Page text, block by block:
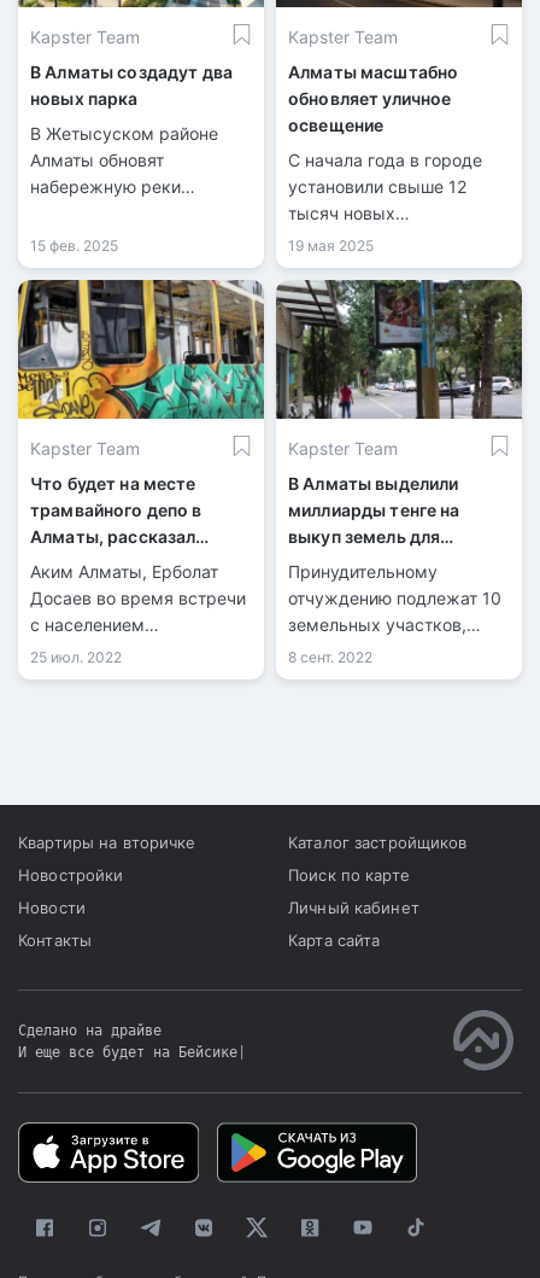
общественных
пространств в районе.
Kapster Team
В Алматы создадут два
новых парка
В Жетысуском районе
Алматы обновят
набережную реки
15 фев. 2025
Kapster Team
Алматы масштабно
обновляет уличное
освещение
С начала года в городе
установили свыше 12
тысяч новых
светильников. Работы
продолжаются в парках,
на тротуарах и ключевых
улицах — всё ради
безопасности и комфорта
горожан.
19 мая 2025
Kapster Team
Что будет на месте
трамвайного депо в
Алматы, рассказал
Досаев
Аким Алматы, Ерболат
Досаев во время встречи
с населением
Алмалинского района
рассказал, что будет на
25 июл. 2022
Kapster Team
В Алматы выделили
миллиарды тенге на
выкуп земель для
госнужд
Принудительному
отчуждению подлежат 10
земельных участков,
расположенных в
историческом центре
8 сент. 2022
Квартиры на вторичке
Новостройки
Новости
Контакты
Каталог застройщиков
Поиск по карте
Личный кабинет
Карта сайта
Сделано на драйве
И еще все будет на Бейсике